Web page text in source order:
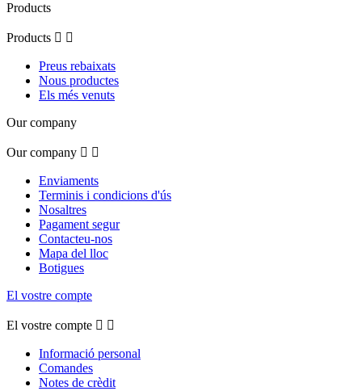
Products
Products  
Preus rebaixats
Nous productes
Els més venuts
Our company
Our company  
Enviaments
Terminis i condicions d'ús
Nosaltres
Pagament segur
Contacteu-nos
Mapa del lloc
Botigues
El vostre compte
El vostre compte  
Informació personal
Comandes
Notes de crèdit